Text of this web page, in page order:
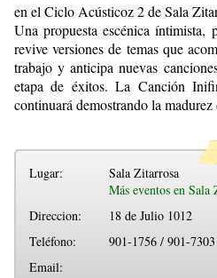
en el Ciclo Acústicoz 2 de Sala
Una propuesta escénica íntimista,
revive versiones de temas que
trabajo y anticipa nuevas
etapa de éxitos. La Canción
continuará demostrando la madurez
Lugar:
Sala Zitarrosa
Más eventos en Sala
Direccion:
18 de Julio 1012
Teléfono:
901-1756 / 901-7303
Email: